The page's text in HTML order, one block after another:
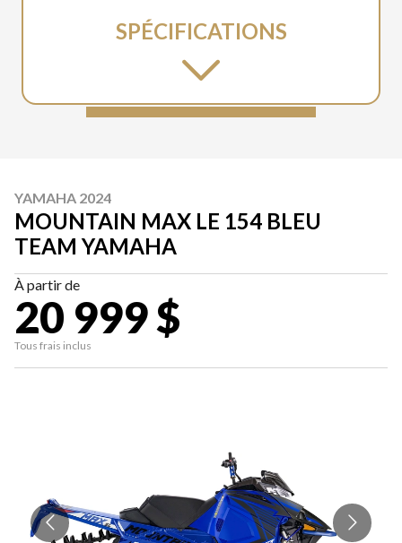
SPÉCIFICATIONS
YAMAHA 2024
MOUNTAIN MAX LE 154 BLEU
TEAM YAMAHA
À partir de
20 999 $
Tous frais inclus